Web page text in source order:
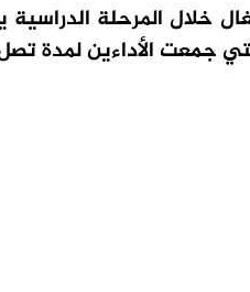
خلال المرحلة
جمعت الأداءين